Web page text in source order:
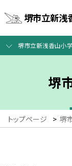
堺市立新浅
堺市立新浅香山小
堺
トップページ > 堺